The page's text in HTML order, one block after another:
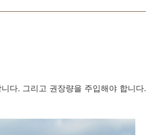
다. 그리고 권장량을 주입해야 합니다.